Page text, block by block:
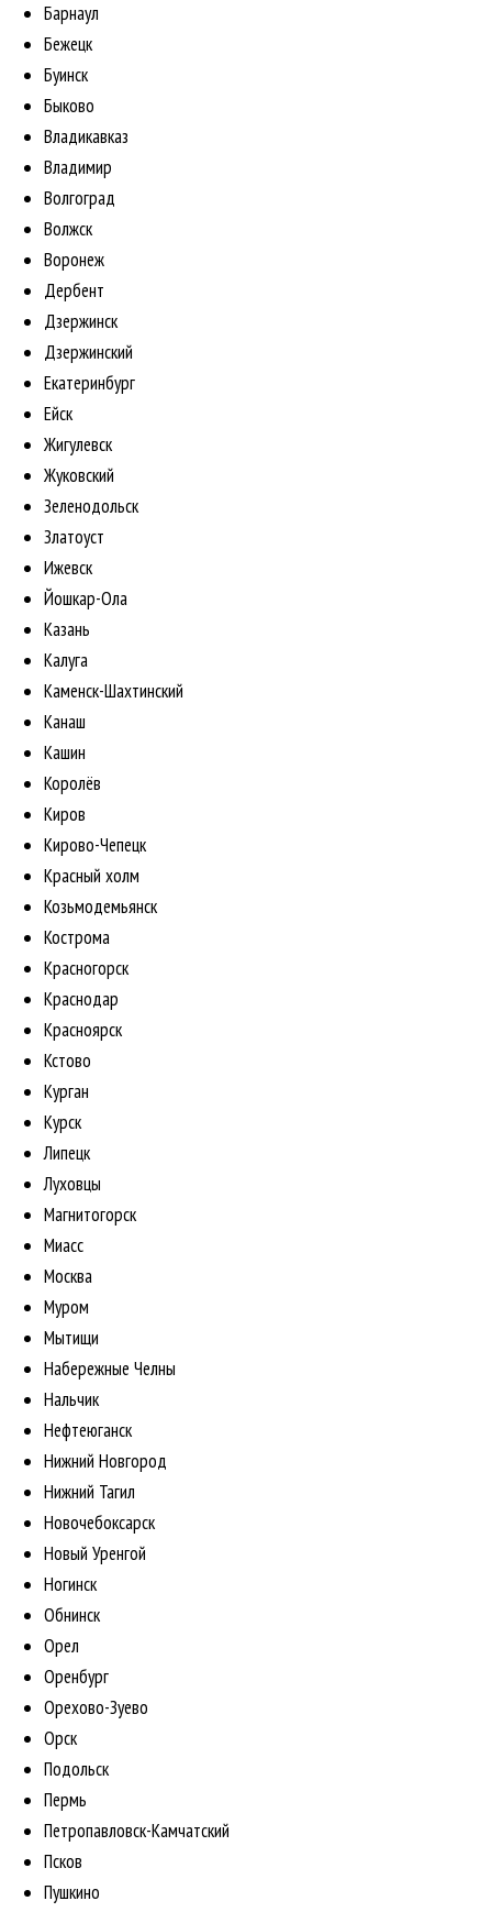
Барнаул
Бежецк
Буинск
Быково
Владикавказ
Владимир
Волгоград
Волжск
Воронеж
Дербент
Дзержинск
Дзержинский
Екатеринбург
Ейск
Жигулевск
Жуковский
Зеленодольск
Златоуст
Ижевск
Йошкар-Ола
Казань
Калуга
Каменск-Шахтинский
Канаш
Кашин
Королёв
Киров
Кирово-Чепецк
Красный холм
Козьмодемьянск
Кострома
Красногорск
Краснодар
Красноярск
Кстово
Курган
Курск
Липецк
Луховцы
Магнитогорск
Миасс
Москва
Муром
Мытищи
Набережные Челны
Нальчик
Нефтеюганск
Нижний Новгород
Нижний Тагил
Новочебоксарск
Новый Уренгой
Ногинск
Обнинск
Орел
Оренбург
Орехово-Зуево
Орск
Подольск
Пермь
Петропавловск-Камчатский
Псков
Пушкино